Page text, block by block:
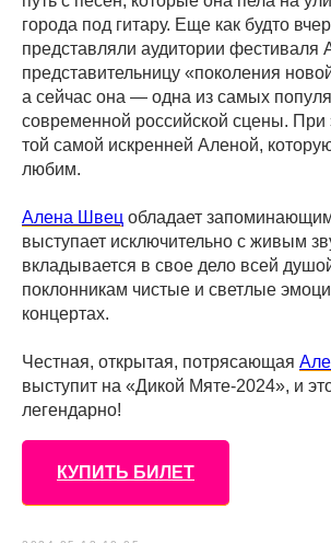
города под гитару. Еще как будто
представляли аудитории фестиваля
представительницу «поколения
а сейчас она — одна из самых
современной российской сцены. При
той самой искренней Аленой,
любим.
Алена Швец обладает
выступает исключительно с живым
вкладывается в свое дело всей
поклонникам чистые и светлые
концертах.
Честная, открытая, потрясающая
выступит на «Дикой Мяте-2024», и
легендарно!
КУПИТЬ БИЛЕТ